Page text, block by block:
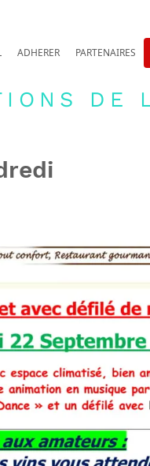
ADHERER PARTENAIRES
DE